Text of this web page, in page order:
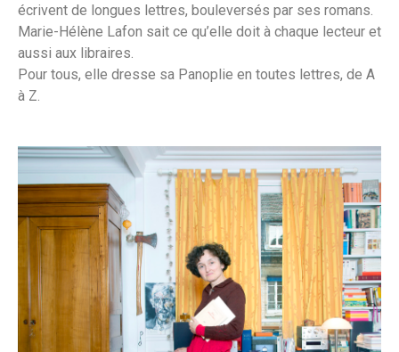
écrivent de longues lettres, bouleversés par ses romans.
Marie-Hélène Lafon sait ce qu’elle doit à chaque lecteur et
aussi aux libraires.
Pour tous, elle dresse sa Panoplie en toutes lettres, de A
à Z.